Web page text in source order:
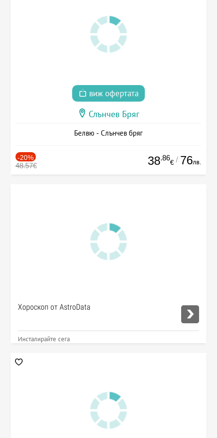
виж офертата
Слънчев Бряг
Белвю - Слънчев бряг
-20%
48.57€ 38.86
€ / 76лв.
Хороскоп от AstroData
Инсталирайте сега